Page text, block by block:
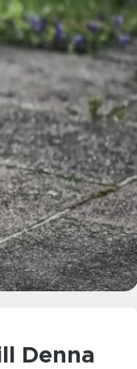
Denna